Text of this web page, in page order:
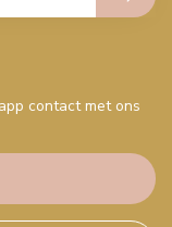
contact met ons